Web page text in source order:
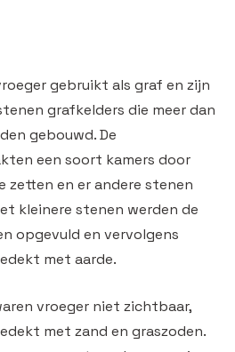
gebruikt als graf en zijn
grafkelders die meer dan
gebouwd. De
een soort kamers door
en er andere stenen
kleinere stenen werden de
opgevuld en vervolgens
met aarde.
vroeger niet zichtbaar,
met zand en graszoden.